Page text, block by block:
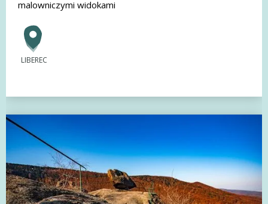
malowniczymi widokami
LIBEREC